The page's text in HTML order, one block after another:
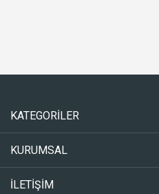
KATEGORİLER
KURUMSAL
İLETİŞİM